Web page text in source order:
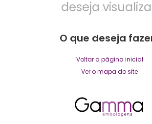
deseja
O que deseja
Voltar a página inicial
Ver o mapa do site